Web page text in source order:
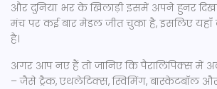
और दुनिया भर के खिलाड़ी इसमें अपने हुनर
मंच पर कई बार मेडल जीत चुका है, इसलिए यहाँ
है।
अगर आप नए हैं तो जानिए कि पैरालिंपिक्स में
– जैसे ट्रैक, एथलेटिक्स, स्विमिंग, बास्केटबॉल